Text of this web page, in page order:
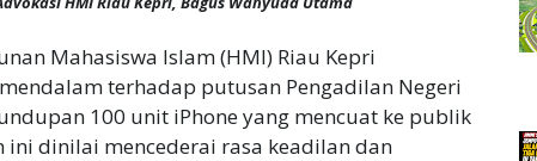
Mahasiswa Islam (HMI) Riau Kepri
terhadap putusan Pengadilan Negeri
100 unit iPhone yang mencuat ke publik
dinilai mencederai rasa keadilan dan